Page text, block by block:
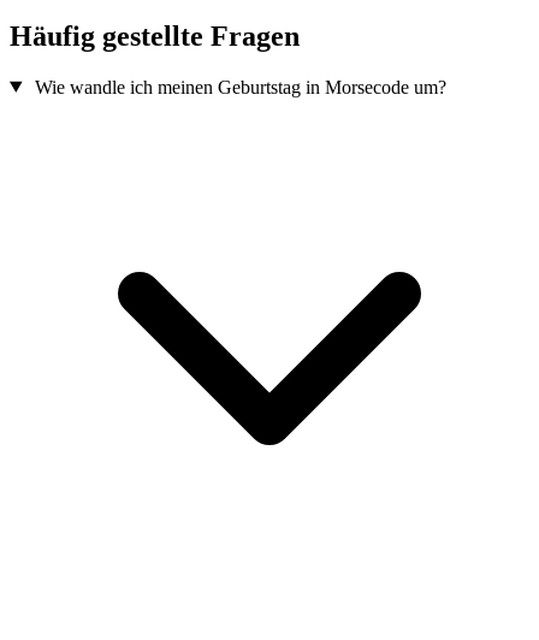
Häufig gestellte Fragen
Wie wandle ich meinen Geburtstag in Morsecode um?